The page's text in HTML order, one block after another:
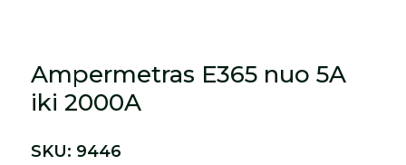
Ampermetras E365 nuo 5A
iki 2000A
SKU: 9446